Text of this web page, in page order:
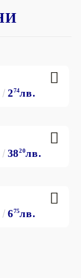
274лв.
3820лв.
675лв.